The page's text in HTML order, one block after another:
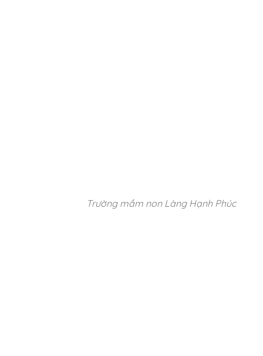
Trường mầm non Làng Hạnh Phúc